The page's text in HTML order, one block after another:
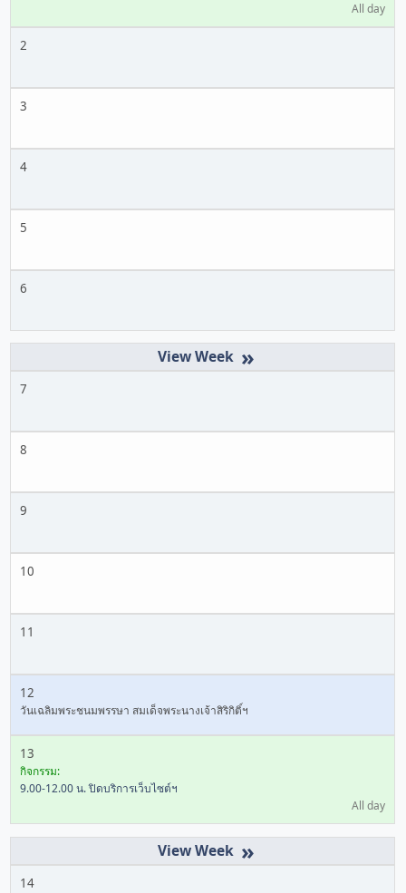
All day
2
3
4
5
6
»
7
8
9
10
11
12
วันเฉลิมพระชนมพรรษา สมเด็จพระนางเจ้าสิริกิติ์ฯ
13
กิจกรรม:
9.00-12.00 น. ปิดบริการเว็บไซต์ฯ
All day
»
14